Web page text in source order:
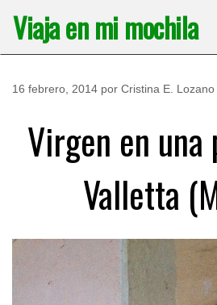
contenido
Viaja en mi mochila
16 febrero, 2014 por Cristina E. Lozano
Virgen en
Valletta